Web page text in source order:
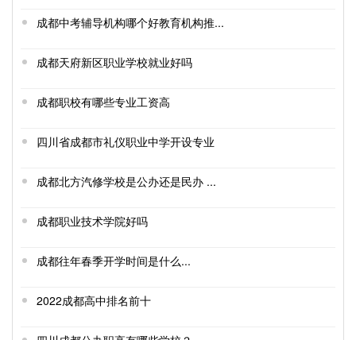
成都中考辅导机构哪个好教育机构推...
成都天府新区职业学校就业好吗
成都职校有哪些专业工资高
四川省成都市礼仪职业中学开设专业
成都北方汽修学校是公办还是民办 ...
成都职业技术学院好吗
成都往年春季开学时间是什么...
2022成都高中排名前十